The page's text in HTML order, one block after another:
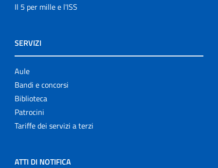
Il 5 per mille e l'ISS
SERVIZI
Aule
Bandi e concorsi
Biblioteca
Patrocini
Tariffe dei servizi a terzi
ATTI DI NOTIFICA